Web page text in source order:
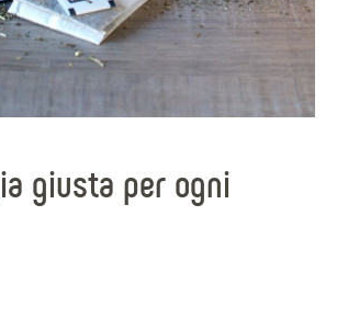
giusta per ogni